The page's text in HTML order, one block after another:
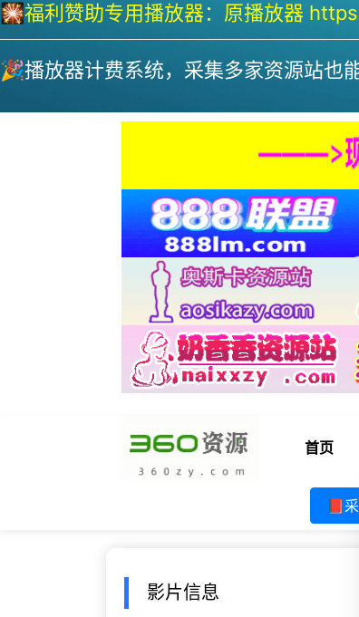
🎇福利赞助专用播放器： 原播放器
🎉播放器计费系统，采集多家资源站也
首页
📕
影片信息